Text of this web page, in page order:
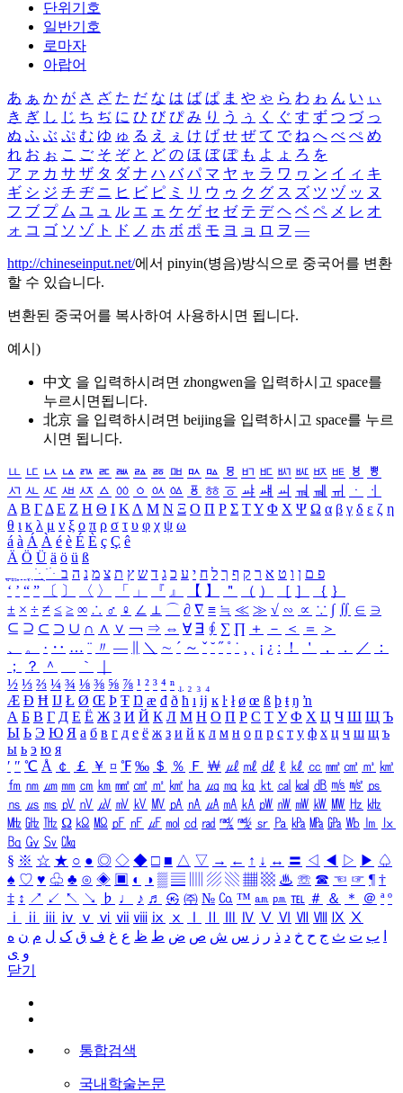
단위기호
일반기호
로마자
아랍어
あ ぁ か が さ ざ た だ な は ば ぱ ま や ゃ ら わ ゎ ん い ぃ
き ぎ し じ ち ぢ に ひ び ぴ み り う ぅ く ぐ す ず つ づ っ
ぬ ふ ぶ ぷ む ゆ ゅ る え ぇ け げ せ ぜ て で ね へ べ ぺ め
れ お ぉ こ ご そ ぞ と ど の ほ ぼ ぽ も よ ょ ろ を
ア ァ カ サ ザ タ ダ ナ ハ バ パ マ ヤ ャ ラ ワ ヮ ン イ ィ キ
ギ シ ジ チ ヂ ニ ヒ ビ ピ ミ リ ウ ゥ ク グ ス ズ ツ ヅ ッ ヌ
フ ブ プ ム ユ ュ ル エ ェ ケ ゲ セ ゼ テ デ ヘ ベ ペ メ レ オ
ォ コ ゴ ソ ゾ ト ド ノ ホ ボ ポ モ ヨ ョ ロ ヲ ―
http://chineseinput.net/에서 pinyin(병음)방식으로 중국어를 변환
할 수 있습니다.
변환된 중국어를 복사하여 사용하시면 됩니다.
예시)
中文 을 입력하시려면 zhongwen을 입력하시고 space를
누르시면됩니다.
北京 을 입력하시려면 beijing을 입력하시고 space를 누르
시면 됩니다.
ㅥ ㅦ ㅧ ㅨ ㅩ ㅪ ㅫ ㅬ ㅭ ㅮ ㅯ ㅰ ㅱ ㅲ ㅳ ㅴ ㅵ ㅶ ㅷ ㅸ
ㅹ
ㅺ ㅻ ㅼ ㅽ ㅾ ㅿ ㆀ ㆁ ㆂ ㆃ ㆄ ㆅ ㆆ ㆇ ㆈ ㆉ ㆊ ㆋ ㆌ ㆍ
ㆎ
Α Β ΓΔ Ε Ζ Η Θ Ι ΚΛ Μ Ν Ξ Ο Π Ρ Σ ΤΥ Φ Χ Ψ Ω α β γ δ ε ζ η
θ ι κ λ μ ν ξ ο π ρ σ τ υ φ χ ψ ω
á à Á À é è É È ç Ç ê
Ä Ö Ü ä ö ü ß
ִֶֹ ֻּ ׁׂ פ ם ן ו ט א ר ק ף ך ל ח י ע כ ג ד ש ץ ת צ מ נ ה ב
‘ ’ “ ” 〔 〕 〈 〉 「 」 『 』 【 】 ＂ （ ） ［ ］ ｛ ｝
± × ÷ ≠ ≤ ≥ ∞ ∴ ♂ ♀ ∠ ⊥ ⌒ ∂ ∇ ≡ ≒ ≪ ≫ √ ∽ ∝ ∵ ∫ ∬ ∈ ∋
⊆ ⊇ ⊂ ⊃ ∪ ∩ ∧ ∨ ￢ ⇒ ⇔ ∀ ∃ ∮ ∑ ∏ ＋ － ＜ ＝
＞
、
。 · ‥ … ¨ 〃 ― ＼ ∼ ´ ～ ˇ ˘ ˝ ˚ ˙ ¸ ¡ ¿ ː ！ ＇ ， ． ／
：
；
？ ＾ ｀
½ ⅓ ⅔ ¼ ¾ ⅛ ⅜ ⅝ ⅞ ¹ ² ³ ⁴ ⁿ ₁ ₂ ₃ ₄
Æ Ð Ħ Ĳ Ł Ø Œ Þ Ŧ Ŋ æ đ ð ħ ı ĳ ĸ ŀ ł ø œ ß þ ŧ ŋ ŉ
А Б В Г Д Е Ё Ж З И Й К Л М Н О П Р С Т У Ф Х Ц Ч Ш Щ Ъ
Ы Ь Э Ю Я а б в г д е ё ж з и й к л м н о п р с т у ф х ц ч ш щ ъ
ы ь э ю я
′ ″ ℃ Å ￠ ￡ ￥ ¤ ℉ ‰ ＄ ％ Ｆ ￦ ㎕ ㎖ ㎗ ℓ ㎘ ㏄ ㎣ ㎤ ㎥ ㎦
㎙ ㎚ ㎛ ㎜ ㎝ ㎞ ㎟ ㎠ ㎡ ㎢ ㏊ ㎍ ㎎ ㎏ ㏏ ㎈ ㎉ ㏈ ㎧ ㎨ ㎰
㎱ ㎲ ㎳ ㎴ ㎵ ㎶ ㎷ ㎸ ㎹ ㎀ ㎁ ㎂ ㎃ ㎄ ㎺ ㎻ ㎽ ㎾ ㎿ ㎐ ㎑
㎒ ㎓ ㎔ Ω ㏀ ㏁ ㎊ ㎋ ㎌ ㏖ ㏅ ㎭ ㎮ ㎯ ㏛ ㎩ ㎪ ㎫ ㎬ ㏝ ㏐
㏓
㏃ ㏉ ㏜ ㏆
§ ※ ☆ ★ ○ ● ◎ ◇ ◆ □ ■ △ ▽ → ← ↑ ↓ ↔ 〓 ◁ ◀ ▷ ▶ ♤
♠ ♡ ♥ ♧ ♣ ⊙ ◈ ▣ ◐ ◑ ▒ ▤ ▨ ▧ ▦ ▩ ♨ ☏ ☎ ☜ ☞ ¶ †
‡ ↕ ↗ ↙ ↖ ↘ ♭ ♩ ♪ ♬ ㉿ ㈜ № ㏇ ™ ㏂ ㏘ ℡ ＃ ＆ ＊ ＠ ª º
ⅰ
ⅱ ⅲ ⅳ ⅴ ⅵ ⅶ ⅷ ⅸ ⅹ Ⅳ Ⅴ Ⅵ Ⅶ Ⅷ Ⅸ Ⅹ
ب ت ث ج ح خ د ذ ر ز س ش ص ض ط ظ ع غ ف ق ک ل م ن ه
و ی
닫기
통합검색
국내학술논문